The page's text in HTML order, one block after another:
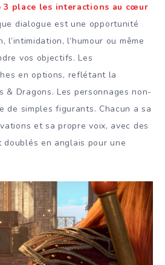
3 place les interactions au cœur
dialogue est une opportunité
l’intimidation, l’humour ou même
vos objectifs. Les
en options, reflétant la
& Dragons. Les personnages non-
de simples figurants. Chacun a sa
et sa propre voix, avec des
doublés en anglais pour une